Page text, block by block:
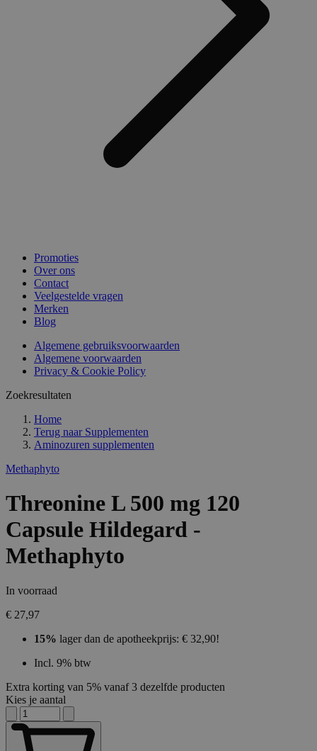
Promoties
Over ons
Contact
Veelgestelde vragen
Merken
Blog
Algemene gebruiksvoorwaarden
Algemene voorwaarden
Privacy & Cookie Policy
Zoekresultaten
Home
Terug naar Supplementen
Aminozuren supplementen
Methaphyto
Threonine L 500 mg 120
Capsule Hildegard -
Methaphyto
In voorraad
€ 27,97
15% lager dan de apotheekprijs: € 32,90!
Incl. 9% btw
Extra korting van 5% vanaf 3 dezelfde producten
Kies je aantal